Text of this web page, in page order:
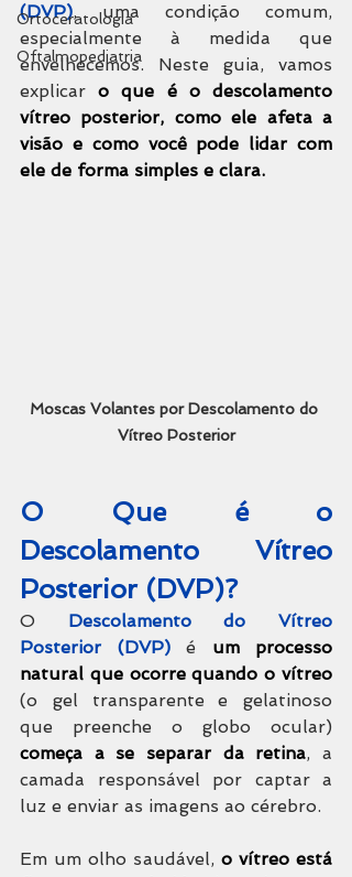
Ortoceratologia
Oftalmopediatria
(DVP), uma condição comum,
especialmente à medida que
envelhecemos. Neste guia, vamos
explicar o que é o descolamento
vítreo posterior, como ele afeta a
visão e como você pode lidar com
ele de forma simples e clara.
Moscas Volantes por Descolamento do
Vítreo Posterior
O Que é o
Descolamento Vítreo
Posterior (DVP)?
O Descolamento do Vítreo
Posterior (DVP) é um processo
natural que ocorre quando o vítreo
(o gel transparente e gelatinoso
começa a se separar da retina, a
camada responsável por captar a
luz e enviar as imagens ao cérebro.
Em um olho saudável, o vítreo está